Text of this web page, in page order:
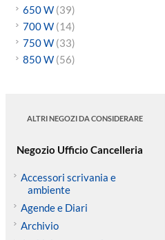
650 W (39)
700 W (14)
750 W (33)
850 W (56)
ALTRI NEGOZI DA CONSIDERARE
Negozio Ufficio Cancelleria
Accessori scrivania e
ambiente
Agende e Diari
Archivio